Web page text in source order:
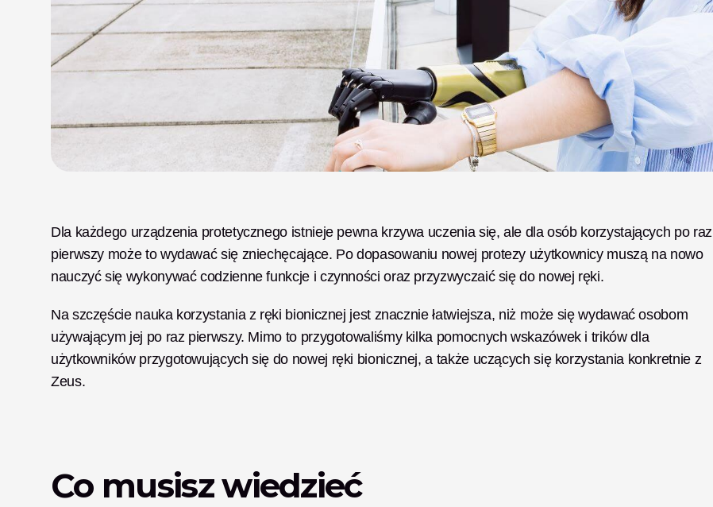
Dla każdego urządzenia protetycznego istnieje pewna krzywa uczenia się, ale dla osób korzystających po raz
pierwszy może to wydawać się zniechęcające. Po dopasowaniu nowej protezy użytkownicy muszą na nowo
nauczyć się wykonywać codzienne funkcje i czynności oraz przyzwyczaić się do nowej ręki.
Na szczęście nauka korzystania z ręki bionicznej jest znacznie łatwiejsza, niż może się wydawać osobom
używającym jej po raz pierwszy. Mimo to przygotowaliśmy kilka pomocnych wskazówek i trików dla
użytkowników przygotowujących się do nowej ręki bionicznej, a także uczących się korzystania konkretnie z
Zeus.
Co musisz wiedzieć